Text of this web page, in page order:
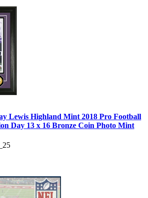
Lewis Highland Mint 2018 Pro Football
Day 13 x 16 Bronze Coin Photo Mint